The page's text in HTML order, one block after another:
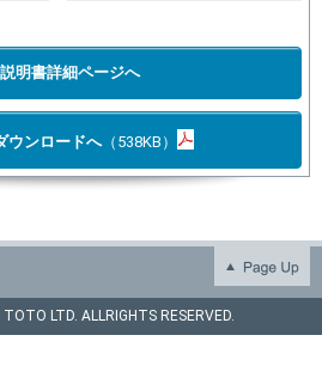
説明書詳細ページへ
ウンロードへ（538KB）
LTD. ALLRIGHTS RESERVED.